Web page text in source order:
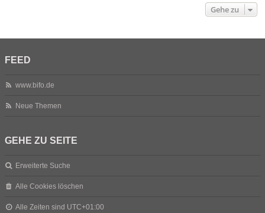
Gehe zu
FEED
www.bifo.de
Neue Themen
GEHE ZU SEITE
Erweiterte Suche
Alle Cookies löschen
Alle Zeiten sind UTC+01:00